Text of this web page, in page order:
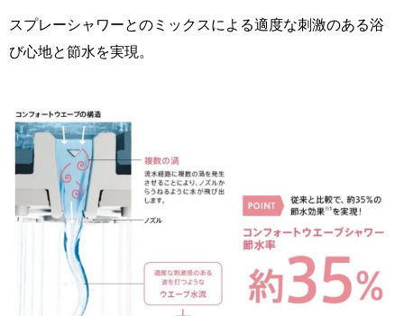
スプレーシャワーとのミックスによる適度な刺激のある浴
び心地と節水を実現。